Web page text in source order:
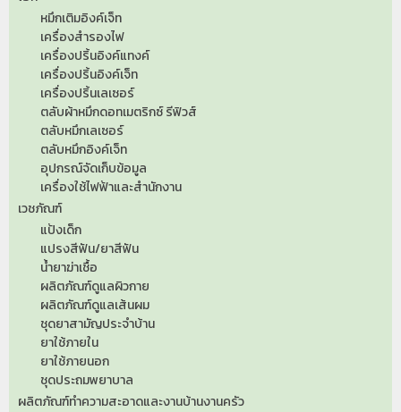
หมึกเติมอิงค์เจ็ท
เครื่องสำรองไฟ
เครื่องปริ้นอิงค์แทงค์
เครื่องปริ้นอิงค์เจ็ท
เครื่องปริ้นเลเซอร์
ตลับผ้าหมึกดอทเมตริกซ์ รีฟิวส์
ตลับหมึกเลเซอร์
ตลับหมึกอิงค์เจ็ท
อุปกรณ์จัดเก็บข้อมูล
เครื่องใช้ไฟฟ้าและสำนักงาน
เวชภัณฑ์
แป้งเด็ก
แปรงสีฟัน/ยาสีฟัน
น้ำยาฆ่าเชื้อ
ผลิตภัณฑ์ดูแลผิวกาย
ผลิตภัณฑ์ดูแลเส้นผม
ชุดยาสามัญประจำบ้าน
ยาใช้ภายใน
ยาใช้ภายนอก
ชุดประถมพยาบาล
ผลิตภัณฑ์ทำความสะอาดและงานบ้านงานครัว